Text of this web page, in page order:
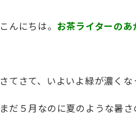
こんにちは。 お茶ライターの
さてさて、いよいよ緑が濃くな
まだ５月なのに夏のような暑